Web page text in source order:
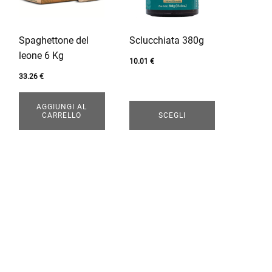
Spaghettone del
leone 6 Kg
33.26€
AGGIUNGI AL
CARRELLO
Sclucchiata 380g
10.01 €
SCEGLI
possono
essere